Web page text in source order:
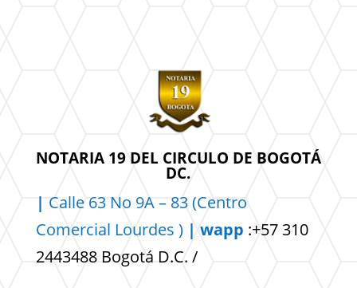
NOTARIA 19 DEL CIRCULO DE BOGOTÁ
DC.
| Calle 63 No 9A – 83 (Centro
Comercial Lourdes ) | wapp :+57 310
2443488 Bogotá D.C. /